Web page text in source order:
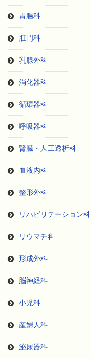
胃腸科
肛門科
乳腺外科
消化器科
循環器科
呼吸器科
腎臓・人工透析科
血液内科
整形外科
リハビリテーション科
リウマチ科
形成外科
脳神経科
小児科
産婦人科
泌尿器科